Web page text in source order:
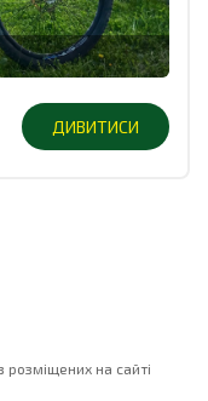
ДИВИТИСИ
розміщених на сайті